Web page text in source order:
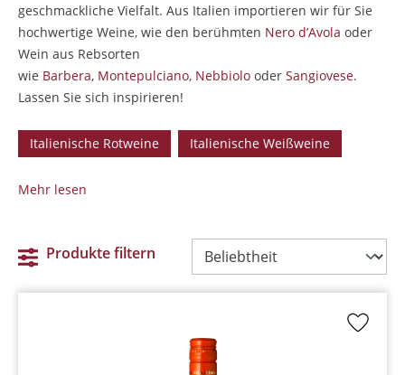
geschmackliche Vielfalt. Aus Italien importieren wir für Sie
hochwertige Weine, wie den berühmten Nero d’Avola oder
Wein aus Rebsorten
wie Barbera, Montepulciano, Nebbiolo oder Sangiovese.
Lassen Sie sich inspirieren!
Italienische Rotweine Italienische Weißweine
Mehr lesen
Produkte filtern